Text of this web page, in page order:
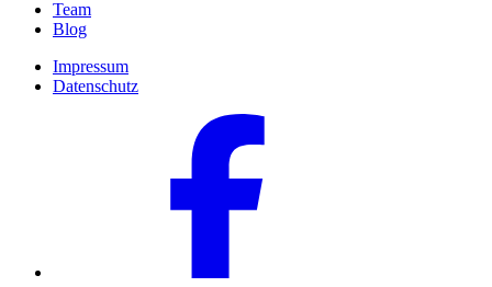
Team
Blog
Impressum
Datenschutz